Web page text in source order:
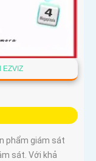
EZVIZ
phẩm giám sát
sát. Với khả